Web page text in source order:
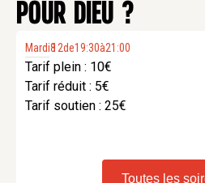
POUR DIEU ?
Mardi8.
12de19:30à21:00
Tarif plein : 10€
Tarif réduit : 5€
Tarif soutien : 25€
Toutes les